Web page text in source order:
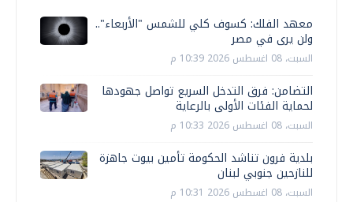
معهد الفلك: كسوف كلي للشمس "الأربعاء"..
ولن يرى في مصر
السبت، 08 اغسطس 2026 10:39 م
التضامن: فرق التدخل السريع تواصل جهودها
لحماية الفئات الأولى بالرعاية
السبت، 08 اغسطس 2026 10:33 م
بلدية فرون تناشد الحكومة تأمين بيوت جاهزة
للنازحين جنوبي لبنان
السبت، 08 اغسطس 2026 10:31 م